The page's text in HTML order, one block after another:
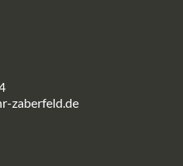
zaberfeld.de